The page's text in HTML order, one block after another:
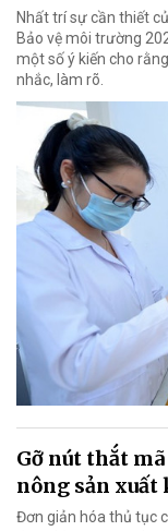
Nhất trí sự cần thiết
Bảo vệ môi trường
một số ý kiến cho
nhắc, làm rõ.
Gỡ nút thắt
nông sản xuất
Đơn giản hóa thủ tục